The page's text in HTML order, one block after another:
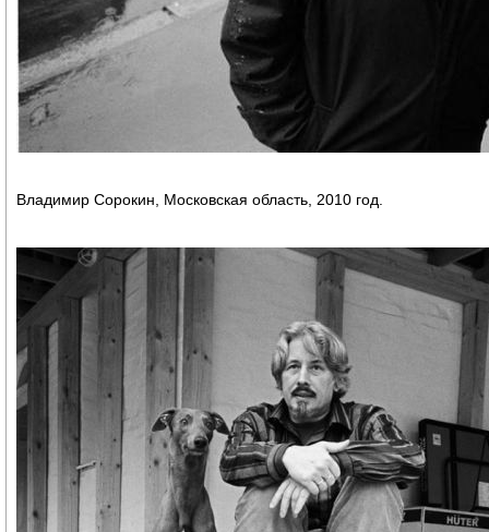
Владимир Сорокин, Московская область, 2010 год.